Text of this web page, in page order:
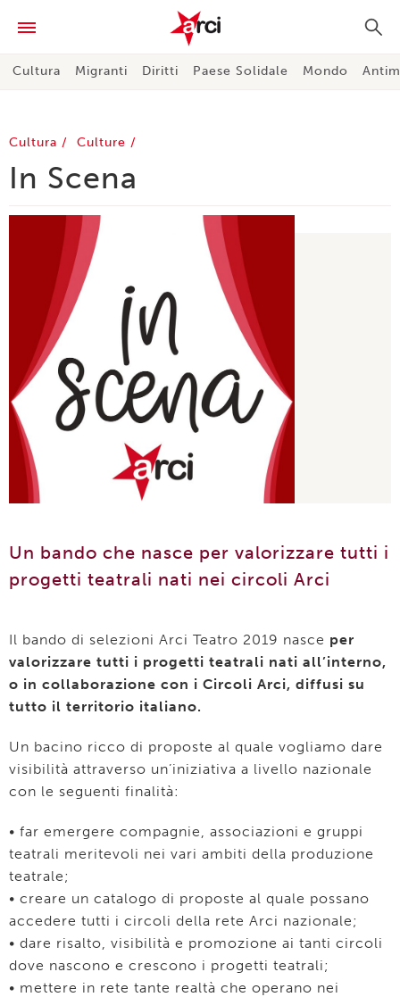
Cultura Migranti Diritti Paese Solidale Mondo
Cultura Culture
In Scena
Un bando che nasce per valorizzare tutti i
progetti teatrali nati nei circoli Arci
Il bando di selezioni Arci Teatro 2019 nasce per
valorizzare tutti i progetti teatrali nati all’interno,
o in collaborazione con i Circoli Arci, diffusi su
tutto il territorio italiano.
Un bacino ricco di proposte al quale vogliamo dare
visibilità attraverso un’iniziativa a livello nazionale
con le seguenti finalità:
• far emergere compagnie, associazioni e gruppi
teatrali meritevoli nei vari ambiti della produzione
teatrale;
• creare un catalogo di proposte al quale possano
accedere tutti i circoli della rete Arci nazionale;
• dare risalto, visibilità e promozione ai tanti circoli
dove nascono e crescono i progetti teatrali;
• mettere in rete tante realtà che operano nei